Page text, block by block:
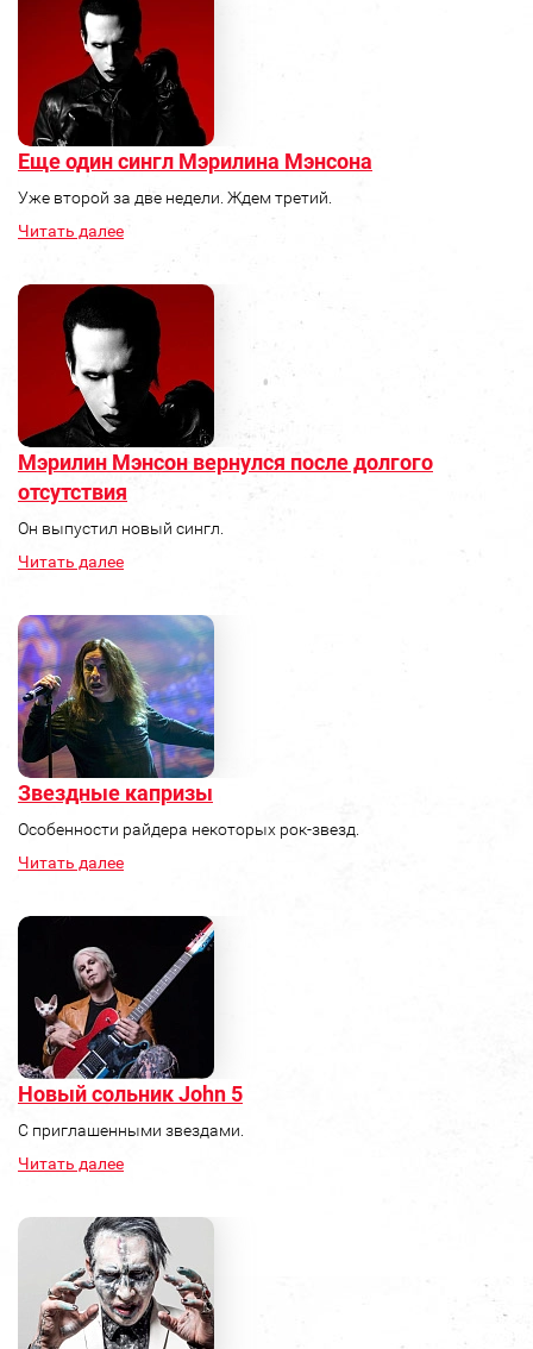
Еще один сингл Мэрилина Мэнсона
Уже второй за две недели. Ждем третий.
Читать далее
Мэрилин Мэнсон вернулся после долгого
отсутствия
Он выпустил новый сингл.
Читать далее
Звездные капризы
Особенности райдера некоторых рок-звезд.
Читать далее
Новый сольник John 5
С приглашенными звездами.
Читать далее